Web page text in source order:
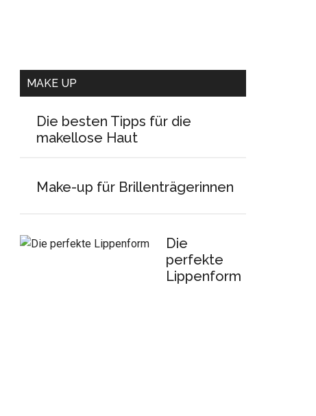
MAKE UP
Die besten Tipps für die
makellose Haut
Make-up für Brillenträgerinnen
Die
perfekte
Lippenform